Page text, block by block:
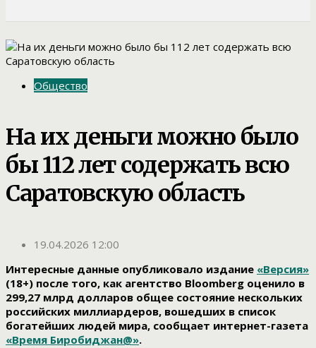
Общество
На их деньги можно было
бы 112 лет содержать всю
Саратовскую область
19.04.2026 12:00
Интересные данные опубликовало издание «Версия»
(18+) после того, как агентство Bloomberg оценило в
299,27 млрд долларов общее состояние нескольких
российских миллиардеров, вошедших в список
богатейших людей мира, сообщает интернет-газета
«Время Биробиджан@».